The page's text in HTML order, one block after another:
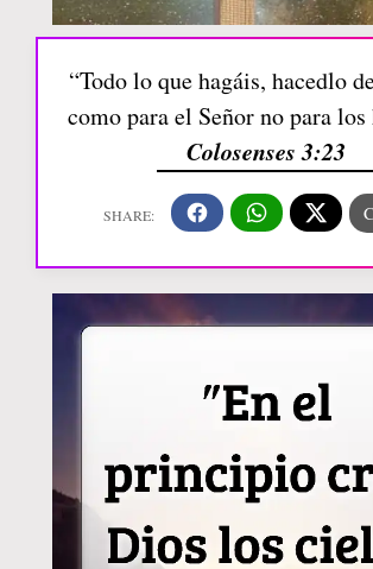
“Todo lo que hagáis, hacedlo
como para el Señor no para los
Colosenses 3:23